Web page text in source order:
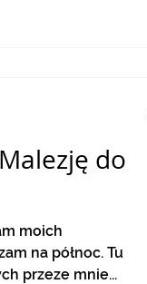
do
na północ. Tu
przeze mnie...